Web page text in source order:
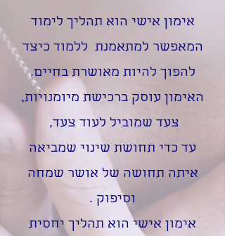
אימון אישי הוא תהליך לימוד
המאפשר למתאמנת ללמוד כיצד
להפוך להיות מאושרת בחיים.
האימון עוסק ברכישת מיומנויות,
צעד שמוביל לעוד צעד,
עד כדי תחושת שינוי שמביאה
איתה תחושה של אושר שמחה
וסיפוק .
אימון אישי הוא תהליך יחסית